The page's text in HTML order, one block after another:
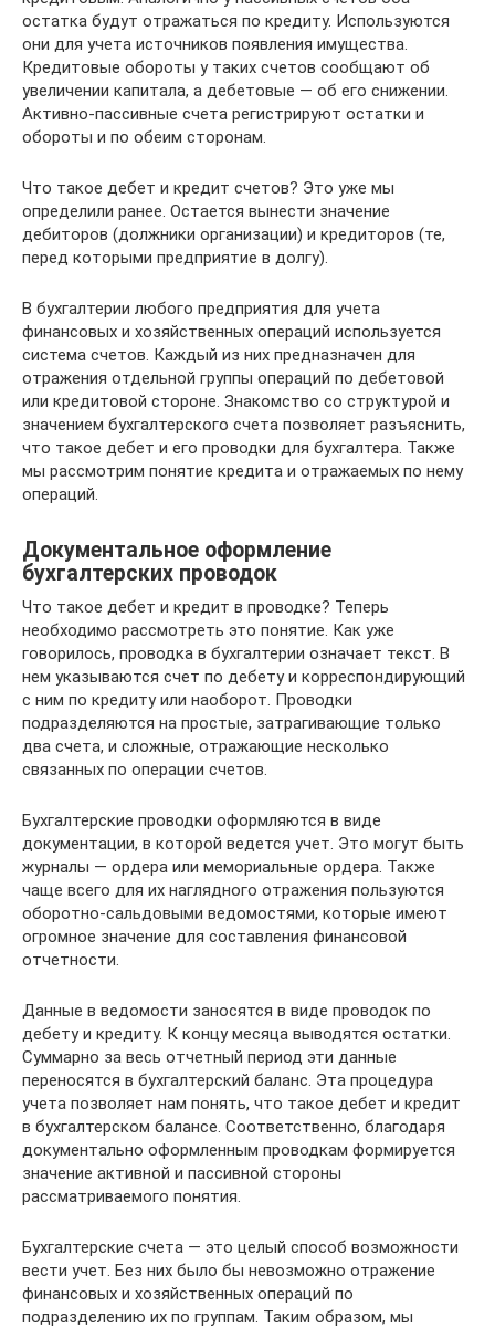
остатка будут отражаться по кредиту. Используются
они для учета источников появления имущества.
Кредитовые обороты у таких счетов сообщают об
увеличении капитала, а дебетовые — об его снижении.
Активно-пассивные счета регистрируют остатки и
обороты и по обеим сторонам.
Что такое дебет и кредит счетов? Это уже мы
определили ранее. Остается вынести значение
дебиторов (должники организации) и кредиторов (те,
перед которыми предприятие в долгу).
В бухгалтерии любого предприятия для учета
финансовых и хозяйственных операций используется
система счетов. Каждый из них предназначен для
отражения отдельной группы операций по дебетовой
или кредитовой стороне. Знакомство со структурой и
значением бухгалтерского счета позволяет разъяснить,
что такое дебет и его проводки для бухгалтера. Также
мы рассмотрим понятие кредита и отражаемых по нему
операций.
Документальное оформление
бухгалтерских проводок
Что такое дебет и кредит в проводке? Теперь
необходимо рассмотреть это понятие. Как уже
говорилось, проводка в бухгалтерии означает текст. В
нем указываются счет по дебету и корреспондирующий
с ним по кредиту или наоборот. Проводки
подразделяются на простые, затрагивающие только
два счета, и сложные, отражающие несколько
связанных по операции счетов.
Бухгалтерские проводки оформляются в виде
документации, в которой ведется учет. Это могут быть
журналы — ордера или мемориальные ордера. Также
чаще всего для их наглядного отражения пользуются
оборотно-сальдовыми ведомостями, которые имеют
огромное значение для составления финансовой
отчетности.
Данные в ведомости заносятся в виде проводок по
дебету и кредиту. К концу месяца выводятся остатки.
Суммарно за весь отчетный период эти данные
переносятся в бухгалтерский баланс. Эта процедура
учета позволяет нам понять, что такое дебет и кредит
в бухгалтерском балансе. Соответственно, благодаря
документально оформленным проводкам формируется
значение активной и пассивной стороны
рассматриваемого понятия.
Бухгалтерские счета — это целый способ возможности
вести учет. Без них было бы невозможно отражение
финансовых и хозяйственных операций по
подразделению их по группам. Таким образом, мы